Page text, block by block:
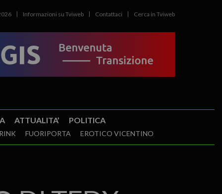
Informazioni su Tviweb Contattaci Cerca in Tviweb
ATTUALITA’ POLITICA
FUORIPORTA EROTICO VICENTINO